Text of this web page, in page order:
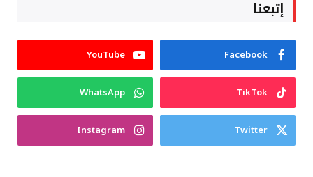
إتبعنا
Facebook
YouTube
TikTok
WhatsApp
Twitter
Instagram